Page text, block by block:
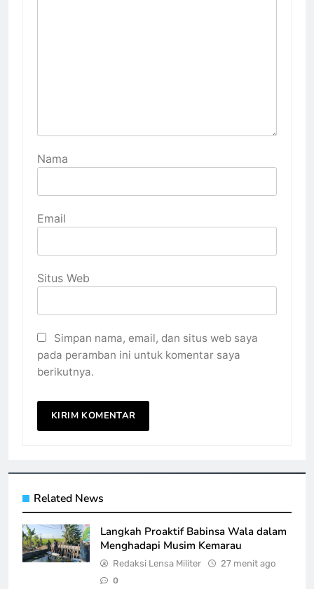
Nama
Email
Situs Web
Simpan nama, email, dan situs web saya
pada peramban ini untuk komentar saya
berikutnya.
Related News
Langkah Proaktif Babinsa Wala dalam
Menghadapi Musim Kemarau
Redaksi Lensa Militer 27 menit ago
0